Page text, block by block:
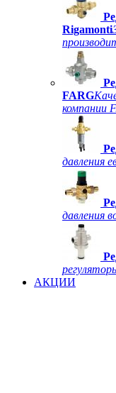
Rigamonti
FARG
компании
давления
давления
АКЦИИ